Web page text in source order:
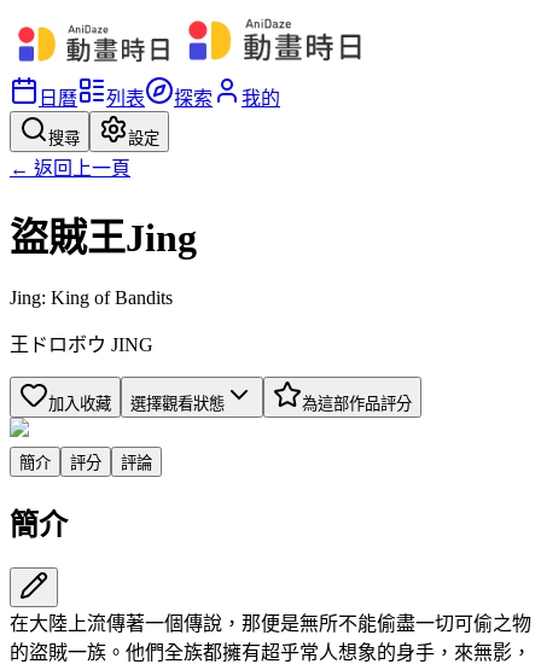
日曆 列表 探索 我的
搜尋 設定
← 返回上一頁
盜賊王Jing
Jing: King of Bandits
王ドロボウ JING
加入收藏 選擇觀看狀態 為這部作品評分
簡介 評分 評論
簡介
在大陸上流傳著一個傳說，那便是無所不能偷盡一切可偷之物
的盜賊一族。他們全族都擁有超乎常人想象的身手，來無影，